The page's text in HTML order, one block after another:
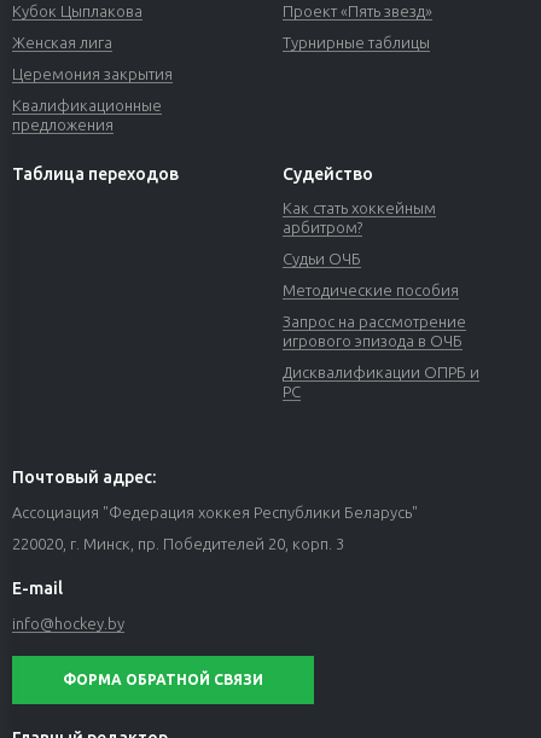
Кубок Цыплакова
Женская лига
Церемония закрытия
Квалификационные
предложения
Проект «Пять звезд»
Турнирные таблицы
Таблица переходов Судейство
Как стать хоккейным
арбитром?
Судьи ОЧБ
Методические пособия
Запрос на рассмотрение
игрового эпизода в ОЧБ
Дисквалификации ОПРБ и
РС
Почтовый адрес:
Ассоциация "Федерация хоккея Республики Беларусь"
220020, г. Минск, пр. Победителей 20, корп. 3
E-mail
info@hockey.by
ФОРМА ОБРАТНОЙ СВЯЗИ